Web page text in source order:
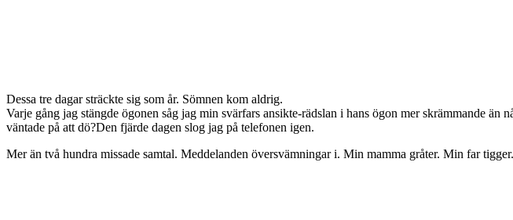
Dessa tre dagar sträckte sig som år. Sömnen kom aldrig.
Varje gång jag stängde ögonen såg jag min svärfars ansikte-rädslan i hans ögon mer skrämmande
väntade på att dö?Den fjärde dagen slog jag på telefonen igen.
Mer än två hundra missade samtal. Meddelanden översvämningar i. Min mamma gråter. Min far